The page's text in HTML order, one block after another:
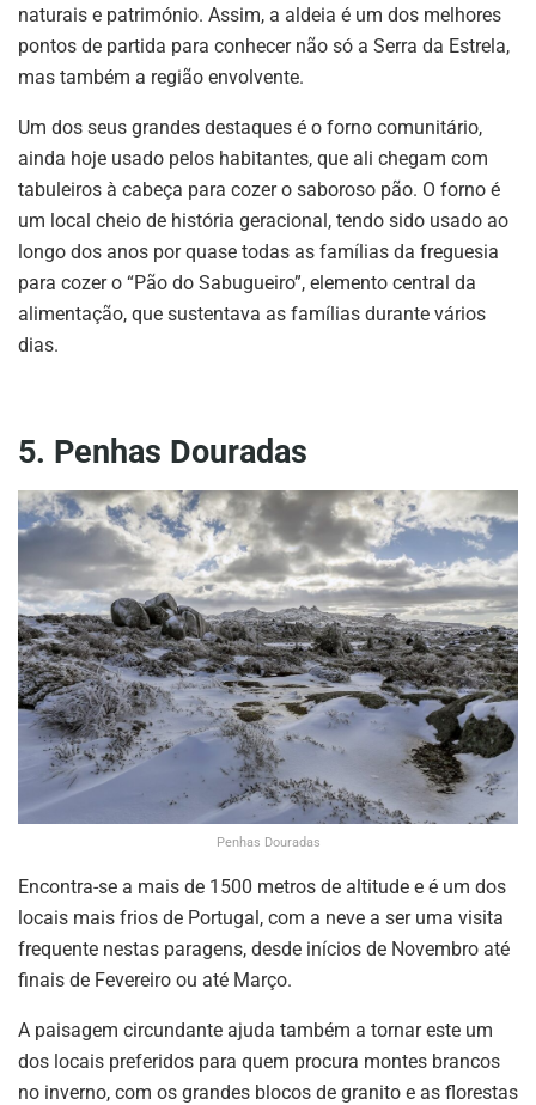
naturais e património. Assim, a aldeia é um dos melhores
pontos de partida para conhecer não só a Serra da Estrela,
mas também a região envolvente.
Um dos seus grandes destaques é o forno comunitário,
ainda hoje usado pelos habitantes, que ali chegam com
tabuleiros à cabeça para cozer o saboroso pão. O forno é
um local cheio de história geracional, tendo sido usado ao
longo dos anos por quase todas as famílias da freguesia
para cozer o “Pão do Sabugueiro”, elemento central da
alimentação, que sustentava as famílias durante vários
dias.
5. Penhas Douradas
Penhas Douradas
Encontra-se a mais de 1500 metros de altitude e é um dos
locais mais frios de Portugal, com a neve a ser uma visita
frequente nestas paragens, desde inícios de Novembro até
finais de Fevereiro ou até Março.
A paisagem circundante ajuda também a tornar este um
dos locais preferidos para quem procura montes brancos
no inverno, com os grandes blocos de granito e as florestas